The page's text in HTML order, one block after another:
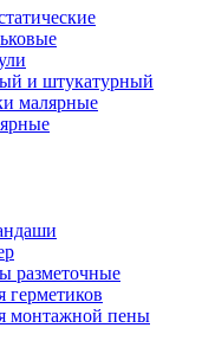
и штукатурный
малярные
разметочные
герметиков
монтажной пены